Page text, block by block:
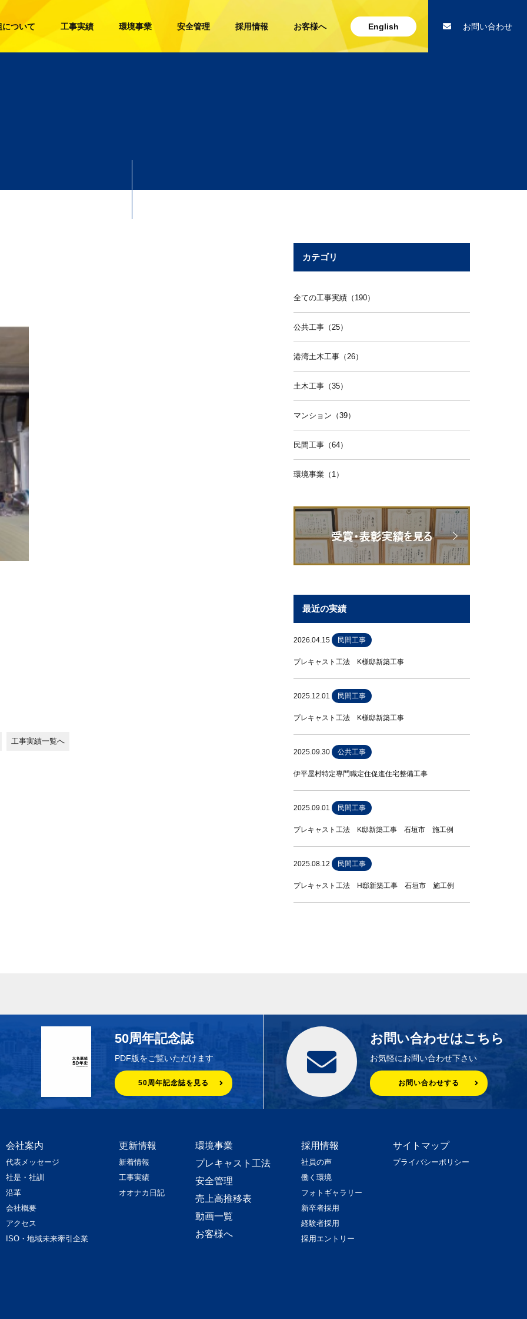
ついて 工事実績 環境事業 安全管理 採用情報 お客様へ English お問い合わせ
工事実績一覧へ
カテゴリ
全ての工事実績（190）
公共工事（25）
港湾土木工事（26）
土木工事（35）
マンション（39）
民間工事（64）
環境事業（1）
最近の実績
2026.04.15 民間工事
プレキャスト工法 K様邸新築工事
2025.12.01 民間工事
プレキャスト工法 K様邸新築工事
2025.09.30 公共工事
伊平屋村特定専門職定住促進住宅整備工事
2025.09.01 民間工事
プレキャスト工法 K邸新築工事 石垣市 施工例
2025.08.12 民間工事
プレキャスト工法 H邸新築工事 石垣市 施工例
50周年記念誌
PDF版をご覧いただけます
50周年記念誌を見る
お問い合わせはこちら
お気軽にお問い合わせ下さい
お問い合わせする
会社案内
代表メッセージ
社是・社訓
沿革
会社概要
アクセス
ISO・地域未来牽引企業
更新情報
新着情報
工事実績
オオナカ日記
環境事業
プレキャスト工法
安全管理
売上高推移表
動画一覧
お客様へ
採用情報
社員の声
働く環境
フォトギャラリー
新卒者採用
経験者採用
採用エントリー
サイトマップ
プライバシーポリシー